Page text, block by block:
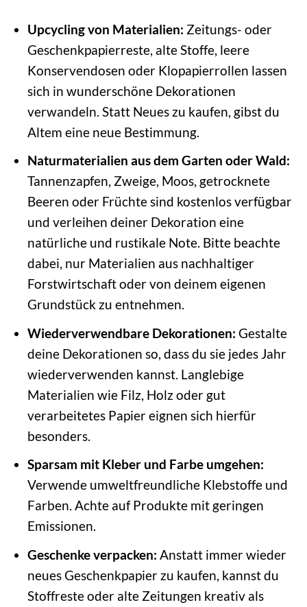
Upcycling von Materialien: Zeitungs- oder
Geschenkpapierreste, alte Stoffe, leere
Konservendosen oder Klopapierrollen lassen
sich in wunderschöne Dekorationen
verwandeln. Statt Neues zu kaufen, gibst du
Altem eine neue Bestimmung.
Naturmaterialien aus dem Garten oder Wald:
Tannenzapfen, Zweige, Moos, getrocknete
Beeren oder Früchte sind kostenlos verfügbar
und verleihen deiner Dekoration eine
natürliche und rustikale Note. Bitte beachte
dabei, nur Materialien aus nachhaltiger
Forstwirtschaft oder von deinem eigenen
Grundstück zu entnehmen.
Wiederverwendbare Dekorationen: Gestalte
deine Dekorationen so, dass du sie jedes Jahr
wiederverwenden kannst. Langlebige
Materialien wie Filz, Holz oder gut
verarbeitetes Papier eignen sich hierfür
besonders.
Sparsam mit Kleber und Farbe umgehen:
Verwende umweltfreundliche Klebstoffe und
Farben. Achte auf Produkte mit geringen
Emissionen.
Geschenke verpacken: Anstatt immer wieder
neues Geschenkpapier zu kaufen, kannst du
Stoffreste oder alte Zeitungen kreativ als